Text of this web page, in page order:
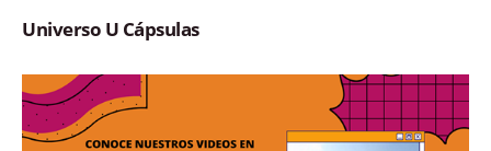
Universo U Cápsulas